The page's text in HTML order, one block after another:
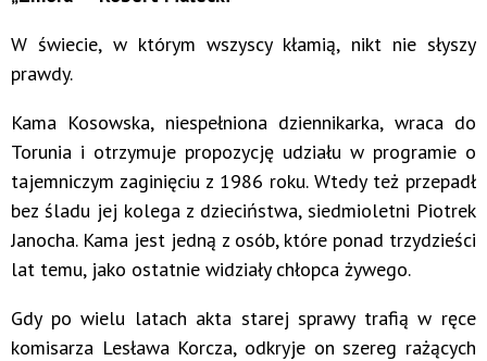
W świecie, w którym wszyscy kłamią, nikt nie słyszy
prawdy.
Kama Kosowska, niespełniona dziennikarka, wraca do
Torunia i otrzymuje propozycję udziału w programie o
tajemniczym zaginięciu z 1986 roku. Wtedy też przepadł
bez śladu jej kolega z dzieciństwa, siedmioletni Piotrek
Janocha. Kama jest jedną z osób, które ponad trzydzieści
lat temu, jako ostatnie widziały chłopca żywego.
Gdy po wielu latach akta starej sprawy trafią w ręce
komisarza Lesława Korcza, odkryje on szereg rażących